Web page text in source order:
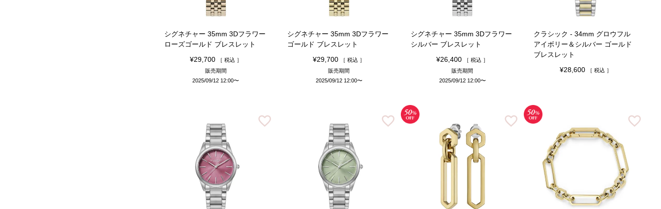
シグネチャー 35mm 3Dフラワー
ローズゴールド ブレスレット
¥29,700
税込
販売期間
2025/09/12 12:00〜
シグネチャー 35mm 3Dフラワー
ゴールド ブレスレット
¥29,700
税込
販売期間
2025/09/12 12:00〜
シグネチャー 35mm 3Dフラワー
シルバー ブレスレット
¥26,400
税込
販売期間
2025/09/12 12:00〜
クラシック - 34mm グロウフル
アイボリー＆シルバー ゴールド
ブレスレット
¥28,600 税込